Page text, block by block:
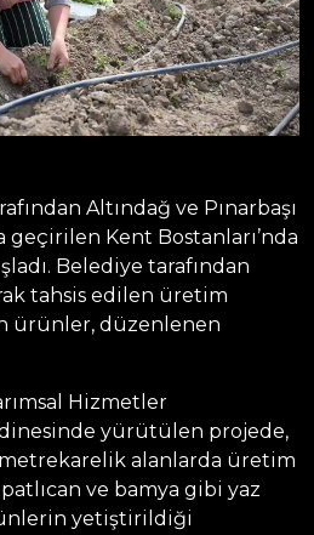
Altındağ ve Pınarbaşı
Kent Bostanları’nda
Belediye tarafından
tahsis edilen üretim
ürünler, düzenlenen
Hizmetler
yürütülen projede,
metrekarelik alanlarda üretim
ve bamya gibi yaz
yetiştirildiği